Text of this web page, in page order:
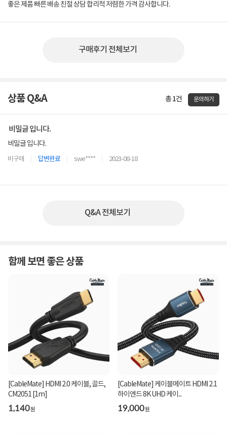
좋은 제품 빠른 배송 친절 상담 합리적 저렴한 가격 감사합니다.
구매후기 전체보기
상품 Q&A 총 1건 문의하기
비밀글 입니다.
비밀글 입니다.
비구매 답변완료 swe**** 2023-08-18
Q&A 전체보기
함께 보면 좋은 상품
[CableMate] HDMI 2.0 케이블, 골드,
CM2051 [1m]
1,140원
[CableMate] 케이블메이트 HDMI 2.1
하이엔드 8K UHD 케이...
19,000원